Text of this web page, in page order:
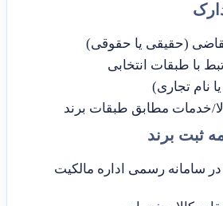
(حقیقی یا حقوقی)
با طبقات انتخابی
نام تجاری)
خدمات مطابق طبقات برند
سامانه رسمی اداره مالکیت